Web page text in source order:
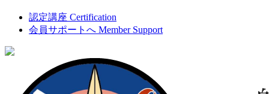
認定講座 Certification
会員サポートへ Member Support